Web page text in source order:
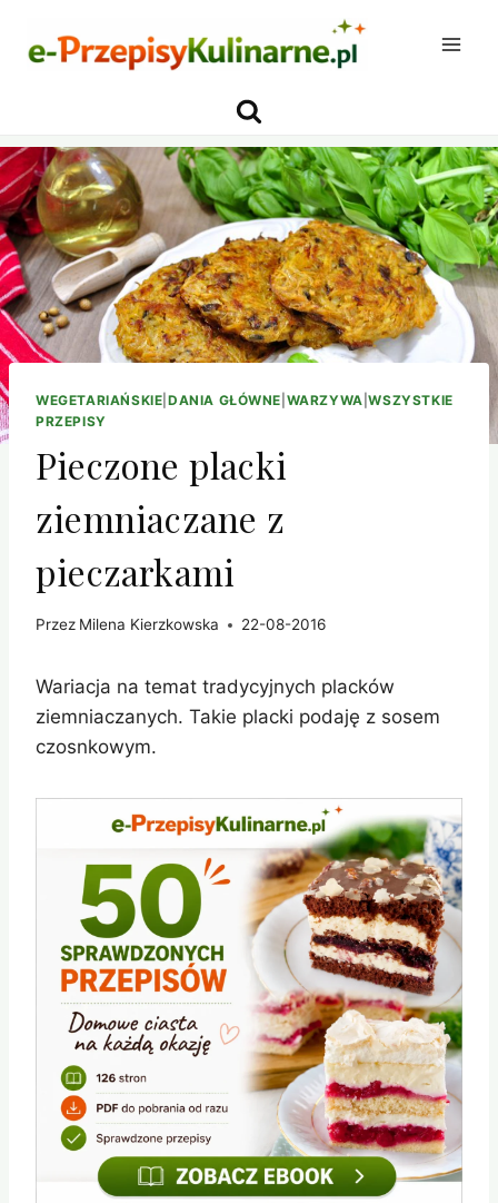
WEGETARIAŃSKIE DANIA GŁÓWNE WARZYWA |WSZYSTKIE
PRZEPISY
Pieczone placki
ziemniaczane z
pieczarkami
Przez Milena Kierzkowska 22-08-2016
Wariacja na temat tradycyjnych placków
ziemniaczanych. Takie placki podaję z sosem
czosnkowym.